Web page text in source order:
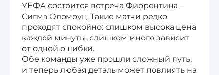
УЕФА состоится встреча Фиорентина –
Сигма Оломоуц. Такие матчи редко
проходят спокойно: слишком высока цена
каждой минуты, слишком много зависит
от одной ошибки.
Обе команды уже прошли сложный путь,
и теперь любая деталь может повлиять на